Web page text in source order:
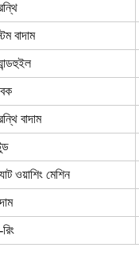
বাদাম
বাদাম
ওয়াশিং মেশিন